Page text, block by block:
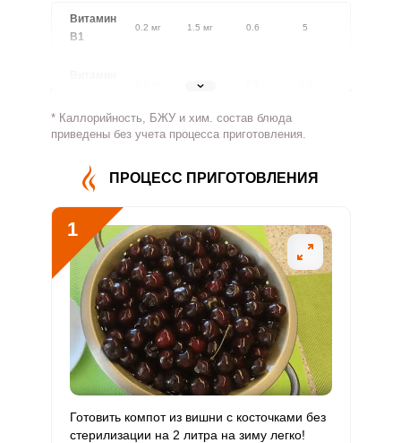
Витамин
В1
0.2 мг 1.5 мг 0.6 5
1.8 мг
Витамин
30.5 мг 500 мг 0.4 3.1
Витамин
В5
Витамин
В6
0.3 мг 2 мг 0.7 6.3
Витамин
В9
30 мкг 400 мкг 0.4 3.8
Витамин
В12
0 3 мкг 0 0
Витамин
С
75 мкг 90 мкг 4.9 41.7
* Каллорийность, БЖУ и хим. состав блюда
приведены без учета процесса приготовления.
ПРОЦЕСС ПРИГОТОВЛЕНИЯ
1
Готовить компот из вишни с косточками без
стерилизации на 2 литра на зиму легко!